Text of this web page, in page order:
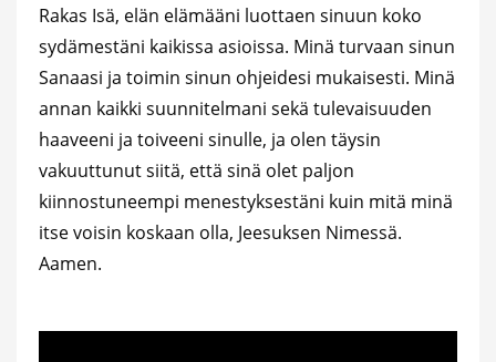
Rakas Isä, elän elämääni luottaen sinuun koko
sydämestäni kaikissa asioissa. Minä turvaan sinun
Sanaasi ja toimin sinun ohjeidesi mukaisesti. Minä
annan kaikki suunnitelmani sekä tulevaisuuden
haaveeni ja toiveeni sinulle, ja olen täysin
vakuuttunut siitä, että sinä olet paljon
kiinnostuneempi menestyksestäni kuin mitä minä
itse voisin koskaan olla, Jeesuksen Nimessä.
Aamen.